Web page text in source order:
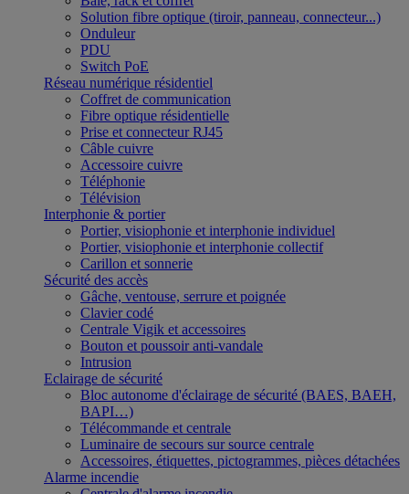
Solution fibre optique (tiroir, panneau, connecteur...)
Onduleur
PDU
Switch PoE
Réseau numérique résidentiel
Coffret de communication
Fibre optique résidentielle
Prise et connecteur RJ45
Câble cuivre
Accessoire cuivre
Téléphonie
Télévision
Interphonie & portier
Portier, visiophonie et interphonie individuel
Portier, visiophonie et interphonie collectif
Carillon et sonnerie
Sécurité des accès
Gâche, ventouse, serrure et poignée
Clavier codé
Centrale Vigik et accessoires
Bouton et poussoir anti-vandale
Intrusion
Eclairage de sécurité
Bloc autonome d'éclairage de sécurité (BAES, BAEH,
BAPI…)
Télécommande et centrale
Luminaire de secours sur source centrale
Accessoires, étiquettes, pictogrammes, pièces détachées
Alarme incendie